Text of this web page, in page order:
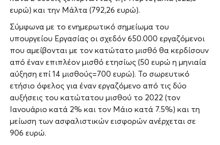
ευρώ) και την Μάλτα (792,26 ευρώ).
Σύμφωνα με το ενημερωτικό σημείωμα του
υπουργείου Εργασίας οι σχεδόν 650.000 εργαζόμενοι
που αμείβονται με τον κατώτατο μισθό θα κερδίσουν
από έναν επιπλέον μισθό ετησίως (50 ευρώ η μηνιαία
αύξηση επί 14 μισθούς=700 ευρώ). Το σωρευτικό
ετήσιο όφελος για έναν εργαζόμενο από τις δύο
αυξήσεις του κατώτατου μισθού το 2022 (τον
Ιανουάριο κατά 2% και τον Μάιο κατά 7.5%) και τη
μείωση των ασφαλιστικών εισφορών ανέρχεται σε
906 ευρώ.